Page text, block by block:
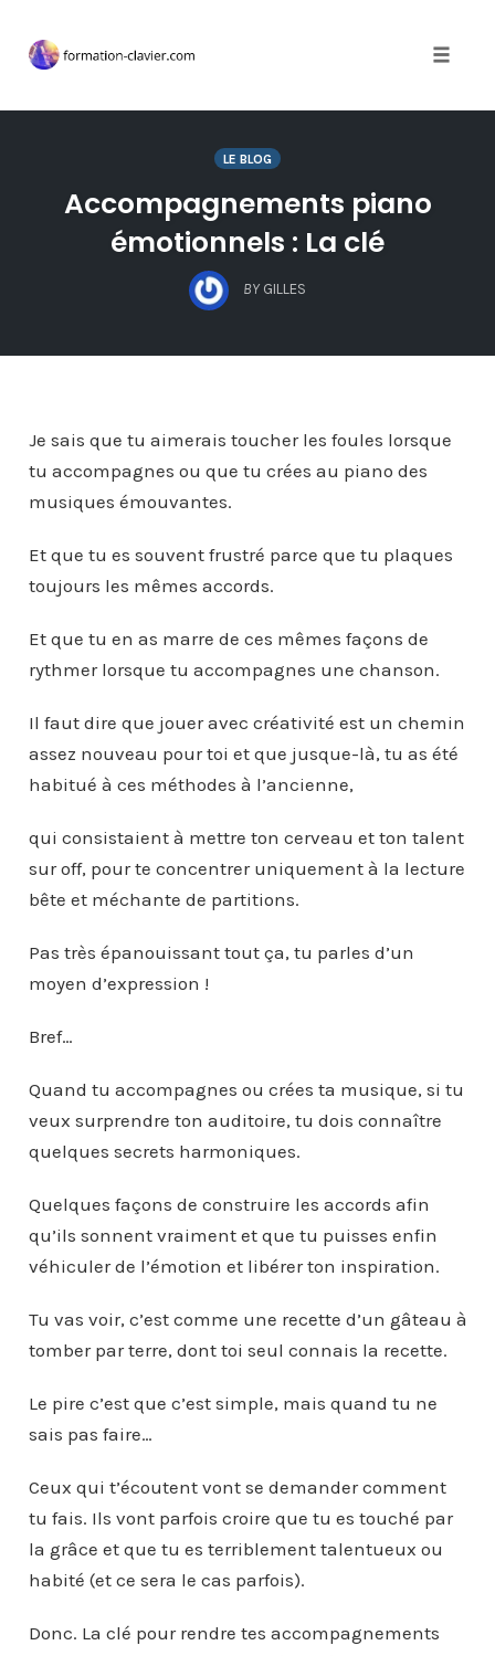
LE BLOG
Accompagnements piano
émotionnels : La clé
BY GILLES
Je sais que tu aimerais toucher les foules lorsque
tu accompagnes ou que tu crées au piano des
musiques émouvantes.
Et que tu es souvent frustré parce que tu plaques
toujours les mêmes accords.
Et que tu en as marre de ces mêmes façons de
rythmer lorsque tu accompagnes une chanson.
Il faut dire que jouer avec créativité est un chemin
assez nouveau pour toi et que jusque-là, tu as été
habitué à ces méthodes à l’ancienne,
qui consistaient à mettre ton cerveau et ton talent
sur off, pour te concentrer uniquement à la lecture
bête et méchante de partitions.
Pas très épanouissant tout ça, tu parles d’un
moyen d’expression !
Bref…
Quand tu accompagnes ou crées ta musique, si tu
veux surprendre ton auditoire, tu dois connaître
quelques secrets harmoniques.
Quelques façons de construire les accords afin
qu’ils sonnent vraiment et que tu puisses enfin
véhiculer de l’émotion et libérer ton inspiration.
Tu vas voir, c’est comme une recette d’un gâteau à
tomber par terre, dont toi seul connais la recette.
Le pire c’est que c’est simple, mais quand tu ne
sais pas faire…
Ceux qui t’écoutent vont se demander comment
tu fais. Ils vont parfois croire que tu es touché par
la grâce et que tu es terriblement talentueux ou
habité (et ce sera le cas parfois).
Donc. La clé pour rendre tes accompagnements